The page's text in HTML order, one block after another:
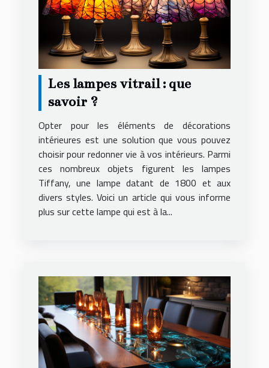
Les lampes vitrail : que
savoir ?
Opter pour les éléments de décorations
intérieures est une solution que vous pouvez
choisir pour redonner vie à vos intérieurs. Parmi
ces nombreux objets figurent les lampes
Tiffany, une lampe datant de 1800 et aux
divers styles. Voici un article qui vous informe
plus sur cette lampe qui est à la...